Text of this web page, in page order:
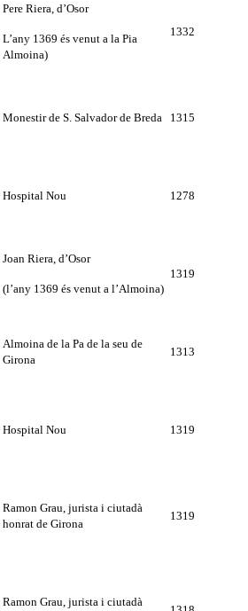
Pere Riera, d’Osor
L’any 1369 és venut a la Pia
Almoina)
1332
Monestir de S. Salvador de Breda 1315
Hospital Nou 1278
Joan Riera, d’Osor
(l’any 1369 és venut a l’Almoina)
1319
Almoina de la Pa de la seu de
Girona
1313
Hospital Nou 1319
Ramon Grau, jurista i ciutadà
honrat de Girona
1319
Ramon Grau, jurista i ciutadà